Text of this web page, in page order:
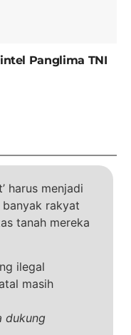
Panglima TNI
harus menjadi
rakyat
tanah mereka
ilegal
masih
dukung